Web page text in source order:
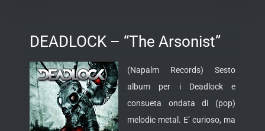
DEADLOCK – “The Arsonist”
(Napalm Records) Sesto
album per i Deadlock e
consueta ondata di (pop)
melodic metal. E’ curioso, ma